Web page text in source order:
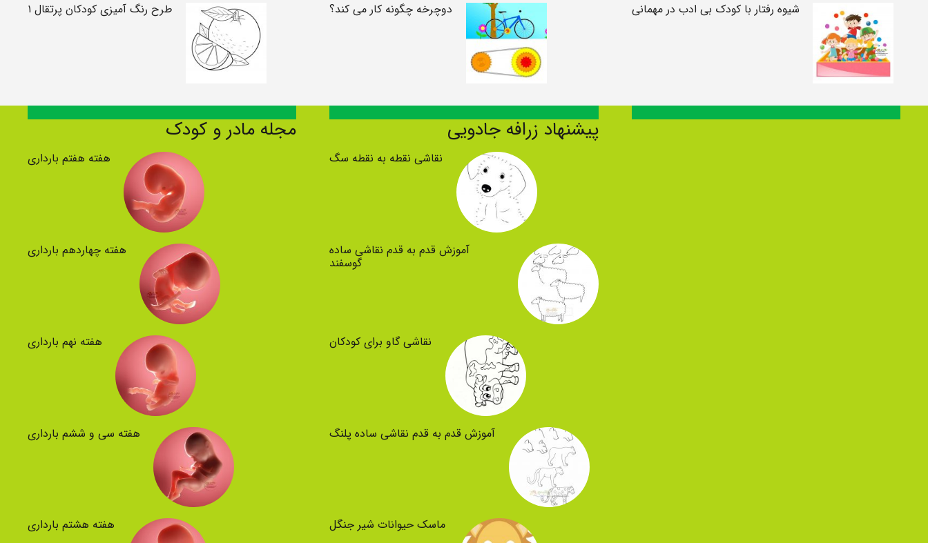
شیوه رفتار با کودک بی ادب در مهمانی دوچرخه چگونه کار می کند؟ طرح رنگ آمیزی کودکان پرتقال ۱
پیشنهاد زرافه جادویی
نقاشی نقطه به نقطه سگ
آموزش قدم به قدم نقاشی ساده
گوسفند
نقاشی گاو برای کودکان
آموزش قدم به قدم نقاشی ساده پلنگ
ماسک حیوانات شیر جنگل
مجله مادر و کودک
هفته هفتم بارداری
هفته چهاردهم بارداری
هفته نهم بارداری
هفته سی و ششم بارداری
هفته هشتم بارداری